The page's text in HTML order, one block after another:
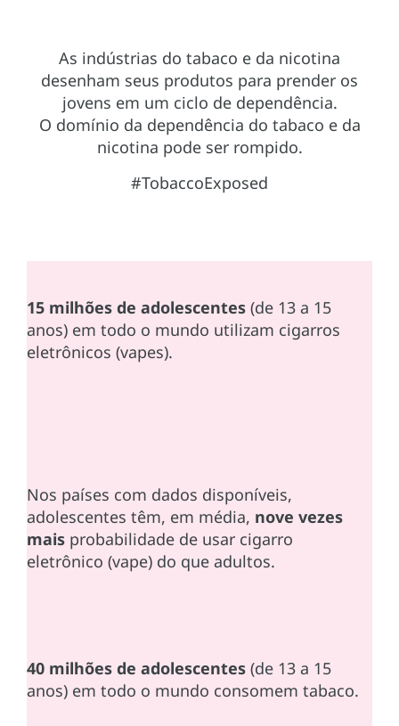
As indústrias do tabaco e da nicotina
desenham seus produtos para prender os
jovens em um ciclo de dependência.
O domínio da dependência do tabaco e da
nicotina pode ser rompido.
#TobaccoExposed
15 milhões de adolescentes (de 13 a 15
anos) em todo o mundo utilizam cigarros
eletrônicos (vapes).
Nos países com dados disponíveis,
adolescentes têm, em média, nove vezes
mais probabilidade de usar cigarro
eletrônico (vape) do que adultos.
40 milhões de adolescentes (de 13 a 15
anos) em todo o mundo consomem tabaco.